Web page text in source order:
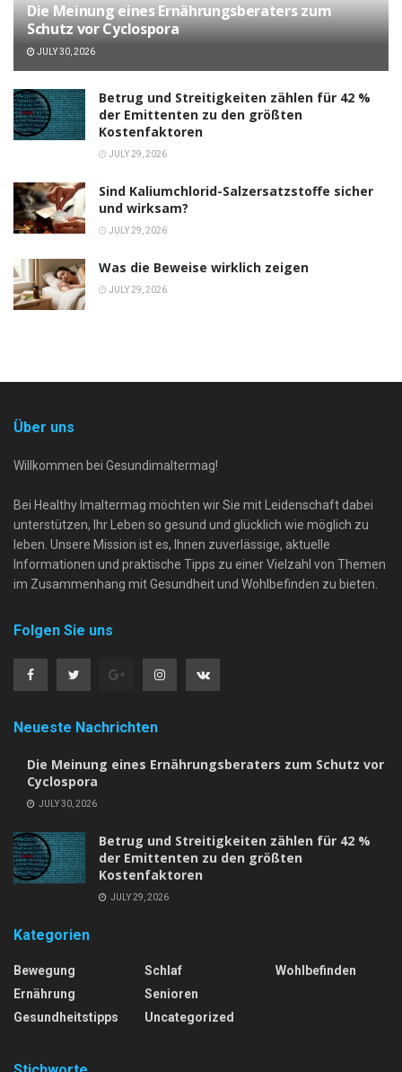
Die Meinung eines Ernährungsberaters zum
Schutz vor Cyclospora
JULY 30, 2026
Betrug und Streitigkeiten zählen für 42 %
der Emittenten zu den größten
Kostenfaktoren
JULY 29, 2026
Sind Kaliumchlorid-Salzersatzstoffe sicher
und wirksam?
JULY 29, 2026
Was die Beweise wirklich zeigen
JULY 29, 2026
Über uns
Willkommen bei Gesundimaltermag!
Bei Healthy Imaltermag möchten wir Sie mit Leidenschaft dabei
unterstützen, Ihr Leben so gesund und glücklich wie möglich zu
leben. Unsere Mission ist es, Ihnen zuverlässige, aktuelle
Informationen und praktische Tipps zu einer Vielzahl von Themen
im Zusammenhang mit Gesundheit und Wohlbefinden zu bieten.
Folgen Sie uns
Neueste Nachrichten
Die Meinung eines Ernährungsberaters zum Schutz vor
Cyclospora
JULY 30, 2026
Betrug und Streitigkeiten zählen für 42 %
der Emittenten zu den größten
Kostenfaktoren
JULY 29, 2026
Kategorien
Bewegung
Ernährung
Gesundheitstipps
Schlaf
Senioren
Uncategorized
Wohlbefinden